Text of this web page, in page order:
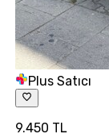
Plus Satıcı
9.450 TL